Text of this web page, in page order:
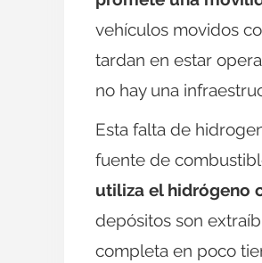
vehículos movidos
tardan en estar
no hay una
Esta falta de
fuente de
utiliza el hidrógeno
depósitos son
completa en poco